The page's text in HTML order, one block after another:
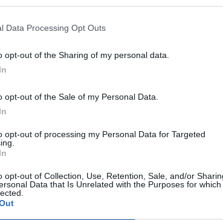
Data Processing Opt Outs
opt-out of the Sharing of my personal data.
opt-out of the Sale of my Personal Data.
opt-out of processing my Personal Data for Targeted
opt-out of Collection, Use, Retention, Sale, and/or
Data that Is Unrelated with the Purposes for which
1
me...😞
Mosayco
Scar71 il tuo è un problema di turno
6 Maggio alle ore 22:34 Ti stimo
1
6 Maggio alle ore 22:34